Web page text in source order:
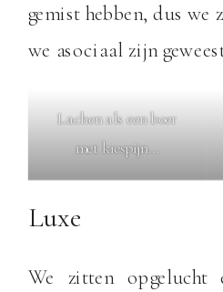
gemist hebben, dus
we asociaal zijn
Lachen als een boer
met kiespijn…
Luxe
We zitten opgelucht